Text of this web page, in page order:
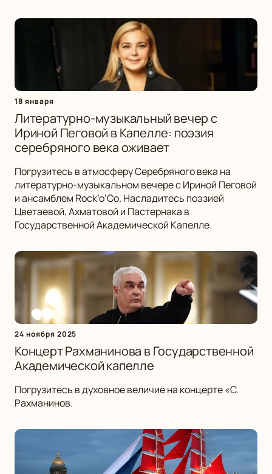
18 января
Литературно-музыкальный вечер с
Ириной Пеговой в Капелле: поэзия
серебряного века оживает
Погрузитесь в атмосферу Серебряного века на
литературно-музыкальном вечере с Ириной Пеговой
и ансамблем Rock’o’Co. Насладитесь поэзией
Цветаевой, Ахматовой и Пастернака в
Государственной Академической Капелле.
24 ноября 2025
Концерт Рахманинова в Государственной
Академической капелле
Погрузитесь в духовное величие на концерте «С.
Рахманинов.